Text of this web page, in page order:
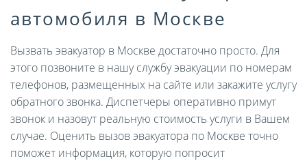
автомобиля в Москве
Вызвать эвакуатор в Москве достаточно просто. Для
этого позвоните в нашу службу эвакуации по номерам
телефонов, размещенных на сайте или закажите услугу
обратного звонка. Диспетчеры оперативно примут
звонок и назовут реальную стоимость услуги в Вашем
случае. Оценить вызов эвакуатора по Москве точно
поможет информация, которую попросит